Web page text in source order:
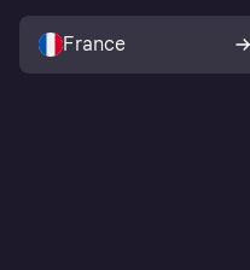
France